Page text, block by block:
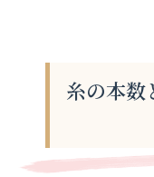
糸の本数